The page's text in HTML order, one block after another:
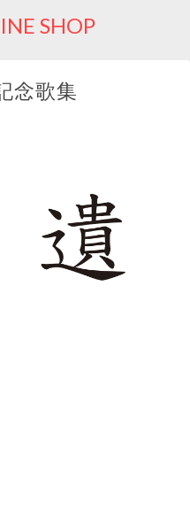
SHOP
念歌集